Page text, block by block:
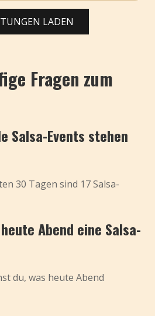
LADEN
Fragen zum
Salsa-Events stehen
30 Tagen sind 17 Salsa-
Abend eine Salsa-
du, was heute Abend